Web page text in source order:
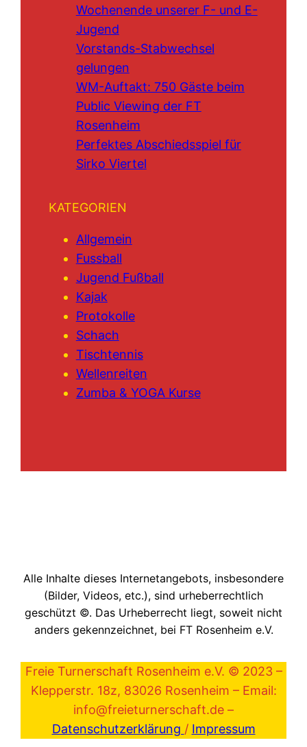
Wochenende unserer F- und E-
Jugend
Vorstands-Stabwechsel
gelungen
WM-Auftakt: 750 Gäste beim
Public Viewing der FT
Rosenheim
Perfektes Abschiedsspiel für
Sirko Viertel
KATEGORIEN
Allgemein
Fussball
Jugend Fußball
Kajak
Protokolle
Schach
Tischtennis
Wellenreiten
Zumba & YOGA Kurse
Alle Inhalte dieses Internetangebots, insbesondere
(Bilder, Videos, etc.), sind urheberrechtlich
geschützt ©. Das Urheberrecht liegt, soweit nicht
anders gekennzeichnet, bei FT Rosenheim e.V.
Freie Turnerschaft Rosenheim e.V. © 2023 –
Klepperstr. 18z, 83026 Rosenheim – Email:
info@freieturnerschaft.de –
Datenschutzerklärung / Impressum